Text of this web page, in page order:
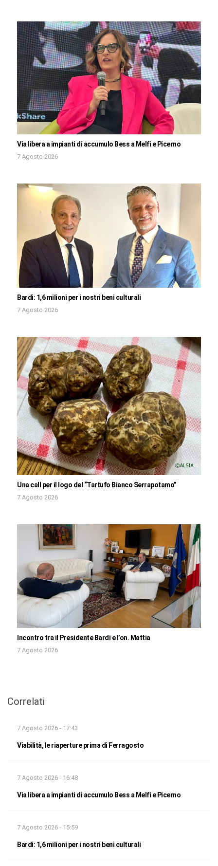
Via libera a impianti di accumulo Bess a Melfi e Picerno
7 Agosto 2026
Bardi: 1,6 milioni per i nostri beni culturali
7 Agosto 2026
Una call per il logo del “Tartufo Bianco Serrapotamo”
7 Agosto 2026
Incontro tra il Presidente Bardi e l’on. Mattia
7 Agosto 2026
Correlati
7 Agosto 2026 - 17:43
Viabilità, le riaperture prima di Ferragosto
7 Agosto 2026 - 16:48
Via libera a impianti di accumulo Bess a Melfi e Picerno
7 Agosto 2026 - 15:59
Bardi: 1,6 milioni per i nostri beni culturali